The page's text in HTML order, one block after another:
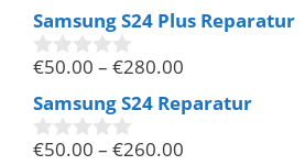
o
n
5
Samsung S24 Plus Reparatur
0
o
n
5
€50.00 – €280.00
Samsung S24 Reparatur
0
€50.00 – €260.00